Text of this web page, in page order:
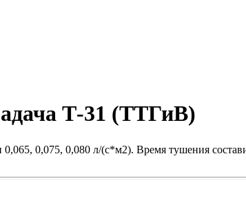
Т-31 (ТТГиВ)
0,075, 0,080 л/(с*м2). Время тушения